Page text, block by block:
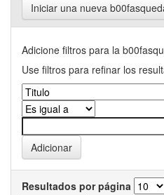
Iniciar una nueva
Adicione filtros para la
Use filtros para refinar los
Resultados por página